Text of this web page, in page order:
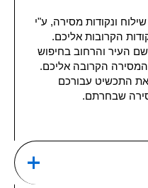
ונקודות מסירה, ע"י
העיר והרחוב בחיפוש
המסירה הקרובה אליכם.
התכשיט עבורכם
שבחרתם.